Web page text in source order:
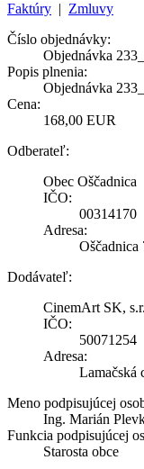
Faktúry | Zmluvy
Číslo objednávky:
Objednávka
Popis plnenia:
Objednávka
Cena:
168,00 EUR
Odberateľ:
Obec Oščadnica
IČO:
00314170
Adresa:
Oščadnica
Dodávateľ:
CinemArt SK,
IČO:
50071254
Adresa:
Lamačská
Meno podpisujúcej
Ing. Marián
Funkcia podpisujúcej
Starosta obce